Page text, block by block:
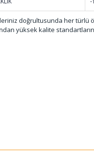
doğrultusunda her türlü
yüksek kalite